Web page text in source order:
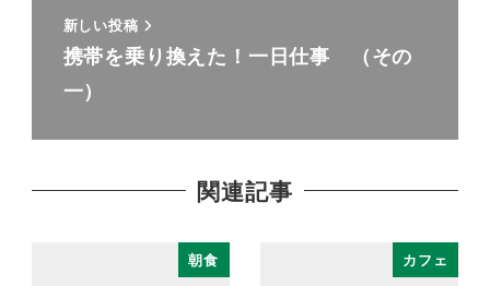
新しい投稿
携帯を乗り換えた！一日仕事 （その
一）
関連記事
朝食 カフェ